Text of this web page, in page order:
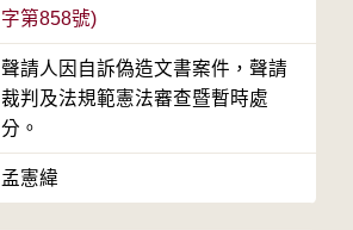
字第858號)
聲請人因自訴偽造文書案件，聲請
裁判及法規範憲法審查暨暫時處
分。
孟憲緯